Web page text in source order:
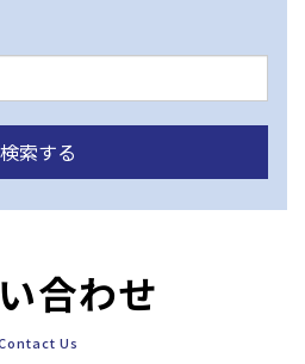
合わせ
Us